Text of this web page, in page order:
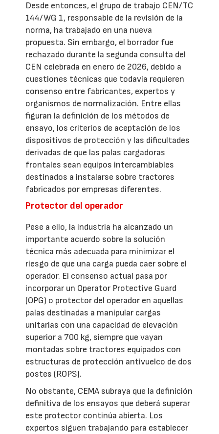
Desde entonces, el grupo de trabajo CEN/TC
144/WG 1, responsable de la revisión de la
norma, ha trabajado en una nueva
propuesta. Sin embargo, el borrador fue
rechazado durante la segunda consulta del
CEN celebrada en enero de 2026, debido a
cuestiones técnicas que todavía requieren
consenso entre fabricantes, expertos y
organismos de normalización. Entre ellas
figuran la definición de los métodos de
ensayo, los criterios de aceptación de los
dispositivos de protección y las dificultades
derivadas de que las palas cargadoras
frontales sean equipos intercambiables
destinados a instalarse sobre tractores
fabricados por empresas diferentes.
Protector del operador
Pese a ello, la industria ha alcanzado un
importante acuerdo sobre la solución
técnica más adecuada para minimizar el
riesgo de que una carga pueda caer sobre el
operador. El consenso actual pasa por
incorporar un Operator Protective Guard
(OPG) o protector del operador en aquellas
palas destinadas a manipular cargas
unitarias con una capacidad de elevación
superior a 700 kg, siempre que vayan
montadas sobre tractores equipados con
estructuras de protección antivuelco de dos
postes (ROPS).
No obstante, CEMA subraya que la definición
definitiva de los ensayos que deberá superar
este protector continúa abierta. Los
expertos siguen trabajando para establecer